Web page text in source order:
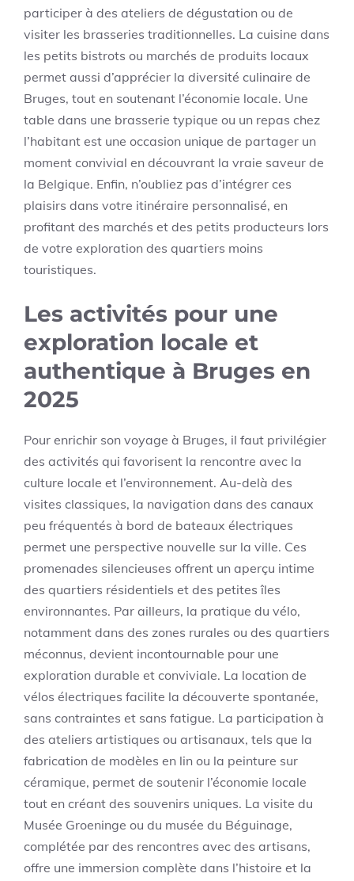
participer à des ateliers de dégustation ou de
visiter les brasseries traditionnelles. La cuisine dans
les petits bistrots ou marchés de produits locaux
permet aussi d’apprécier la diversité culinaire de
Bruges, tout en soutenant l’économie locale. Une
table dans une brasserie typique ou un repas chez
l’habitant est une occasion unique de partager un
moment convivial en découvrant la vraie saveur de
la Belgique. Enfin, n’oubliez pas d’intégrer ces
plaisirs dans votre itinéraire personnalisé, en
profitant des marchés et des petits producteurs lors
de votre exploration des quartiers moins
touristiques.
Les activités pour une
exploration locale et
authentique à Bruges en
2025
Pour enrichir son voyage à Bruges, il faut privilégier
des activités qui favorisent la rencontre avec la
culture locale et l’environnement. Au-delà des
visites classiques, la navigation dans des canaux
peu fréquentés à bord de bateaux électriques
permet une perspective nouvelle sur la ville. Ces
promenades silencieuses offrent un aperçu intime
des quartiers résidentiels et des petites îles
environnantes. Par ailleurs, la pratique du vélo,
notamment dans des zones rurales ou des quartiers
méconnus, devient incontournable pour une
exploration durable et conviviale. La location de
vélos électriques facilite la découverte spontanée,
sans contraintes et sans fatigue. La participation à
des ateliers artistiques ou artisanaux, tels que la
fabrication de modèles en lin ou la peinture sur
céramique, permet de soutenir l’économie locale
tout en créant des souvenirs uniques. La visite du
Musée Groeninge ou du musée du Béguinage,
complétée par des rencontres avec des artisans,
offre une immersion complète dans l’histoire et la